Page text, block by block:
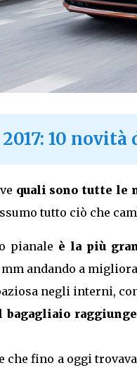
10
quali sono tutte le
tutto ciò che
pianale è la più
andando a
negli interni,
bagagliaio
che fino a oggi